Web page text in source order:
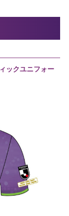
ックユニフォー